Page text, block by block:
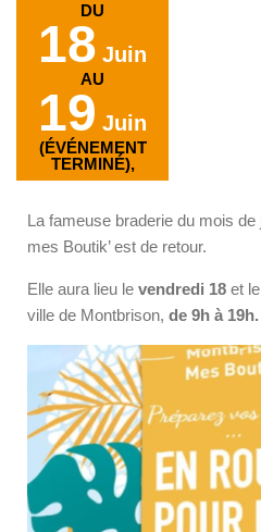
DU
18 Juin
AU
19 Juin
(ÉVÉNEMENT
TERMINÉ),
La fameuse braderie du mois
mes Boutik’ est de retour.
Elle aura lieu le vendredi 18 et le
ville de Montbrison, de 9h à 19h.